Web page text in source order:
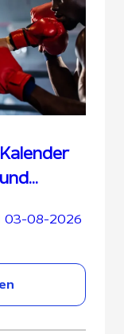
03-08-2026